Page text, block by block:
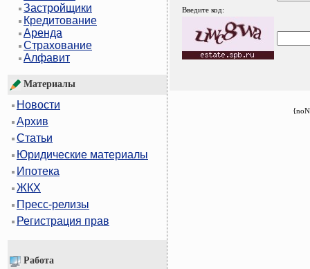
Застройщики
Кредитование
Аренда
Страхование
Алфавит
Материалы
Новости
Архив
Статьи
Юридические материалы
Ипотека
ЖКХ
Пресс-релизы
Регистрация прав
Работа
Введите код: